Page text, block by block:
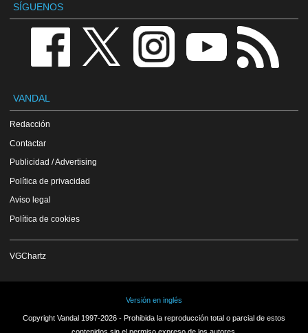
SÍGUENOS
VANDAL
Redacción
Contactar
Publicidad / Advertising
Política de privacidad
Aviso legal
Política de cookies
VGChartz
Versión en inglés
Copyright Vandal 1997-2026 - Prohibida la reproducción total o parcial de estos